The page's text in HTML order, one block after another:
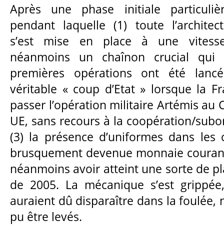
Après une phase initiale
pendant laquelle (1) toute
s’est mise en place à une
néanmoins un chaînon crucial
premières opérations ont été
véritable « coup d’Etat » lorsque la
passer l’opération militaire Artémis au
UE, sans recours à la coopération/
(3) la présence d’uniformes dans les
brusquement devenue monnaie
néanmoins avoir atteint une sorte de
de 2005. La mécanique s’est
auraient dû disparaître dans la foulée,
pu être levés.